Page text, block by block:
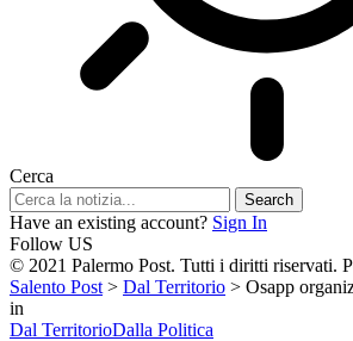
Cerca
Have an existing account? Sign In
Follow US
© 2021 Palermo Post. Tutti i diritti riservati.
Salento Post > Dal Territorio > Osapp
in
Dal TerritorioDalla Politica